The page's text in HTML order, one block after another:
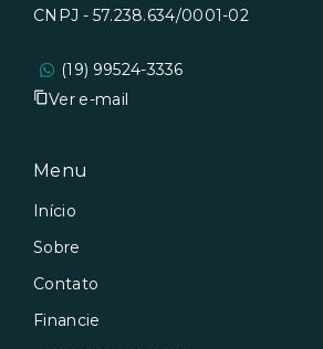
CNPJ - 57.238.634/0001-02
(19) 99524-3336
Ver e-mail
Menu
Início
Sobre
Contato
Financie